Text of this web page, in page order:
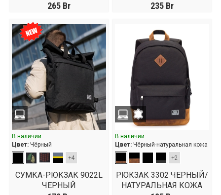
265 Br 235 Br
В наличии
Цвет:Чёрный
+4
СУМКА-РЮКЗАК 9022L
ЧЕРНЫЙ
В наличии
Цвет:Чёрный-натуральная кожа
+2
РЮКЗАК 3302 ЧЕРНЫЙ/
НАТУРАЛЬНАЯ КОЖА